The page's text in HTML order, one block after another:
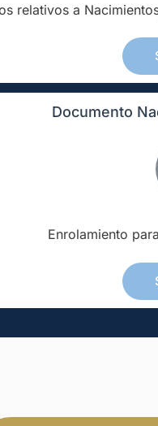
relativos a
Documento
Enrolamiento